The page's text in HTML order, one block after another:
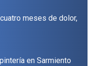
meses de dolor,
en Sarmiento